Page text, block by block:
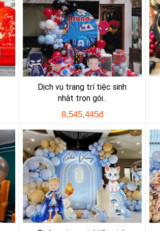
Dịch vụ trang trí tiệc sinh
nhật trọn gói..
8,545,445đ